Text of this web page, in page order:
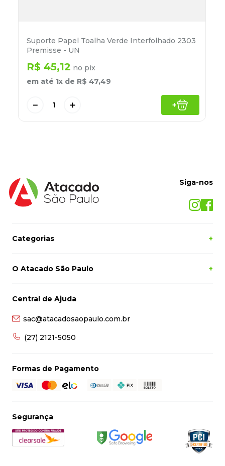
Suporte Papel Toalha Verde Interfolhado 2303
Premisse - UN
R$ 45,12 no pix
em até 1x de R$ 47,49
＋
－ +
Siga-nos
Categorias +
O Atacado São Paulo +
Central de Ajuda
sac@atacadosaopaulo.com.br
(27) 2121-5050
Formas de Pagamento
Segurança